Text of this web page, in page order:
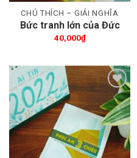
CHÚ THÍCH – GIẢI NGHĨA
Bức tranh lớn của Đức
Chúa Trời
40,000₫
Thêm wishlist